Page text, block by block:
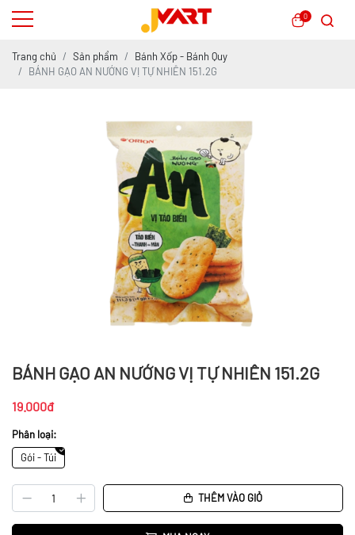
0
Trang chủ Sản phẩm
Bánh Xốp - Bánh Quy
BÁNH GẠO AN NƯỚNG VỊ TỰ NHIÊN 151.2G
BÁNH GẠO AN NƯỚNG VỊ TỰ NHIÊN 151.2G
19.000đ
Phân loại:
Gói - Túi
THÊM VÀO GIỎ